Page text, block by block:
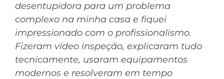
desentupidora para um problema
complexo na minha casa e fiquei
impressionado com o profissionalismo.
Fizeram vídeo inspeção, explicaram tudo
tecnicamente, usaram equipamentos
modernos e resolveram em tempo